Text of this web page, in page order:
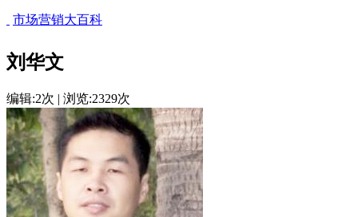
市场营销大百科
刘华文
编辑:2次 | 浏览:2329次